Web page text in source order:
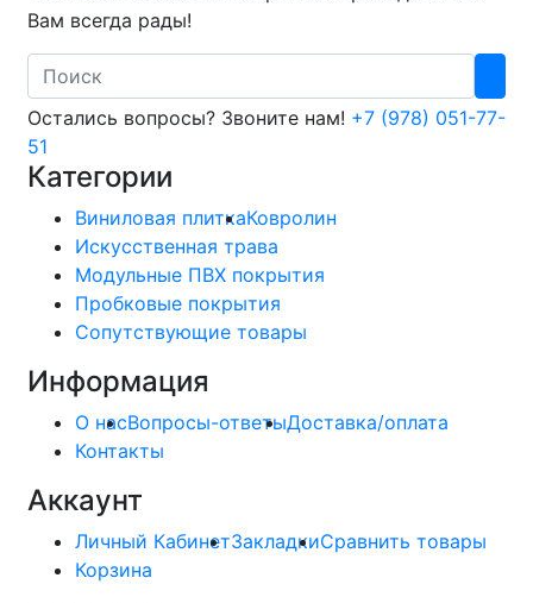
Вам всегда рады!
Search
Остались вопросы? Звоните нам! +7 (978) 051-77-
51
Категории
Виниловая плиткаКовролин
Искусственная трава
Модульные ПВХ покрытия
Пробковые покрытия
Сопутствующие товары
Информация
О насВопросы-ответыДоставка/оплата
Контакты
Аккаунт
Личный КабинетЗакладкиСравнить товары
Корзина